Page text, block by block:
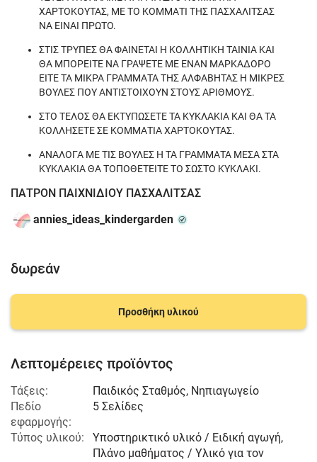
ΧΑΡΤΟΚΟΥΤΑΣ, ΜΕ ΤΟ ΚΟΜΜΑΤΙ ΤΗΣ ΠΑΣΧΑΛΙΤΣΑΣ
ΝΑ ΕΙΝΑΙ ΠΡΩΤΟ.
ΣΤΙΣ ΤΡΥΠΕΣ ΘΑ ΦΑΙΝΕΤΑΙ Η ΚΟΛΛΗΤΙΚΗ ΤΑΙΝΙΑ ΚΑΙ
ΘΑ ΜΠΟΡΕΙΤΕ ΝΑ ΓΡΑΨΕΤΕ ΜΕ ΕΝΑΝ ΜΑΡΚΑΔΟΡΟ
ΕΙΤΕ ΤΑ ΜΙΚΡΑ ΓΡΑΜΜΑΤΑ ΤΗΣ ΑΛΦΑΒΗΤΑΣ Η ΜΙΚΡΕΣ
ΒΟΥΛΕΣ ΠΟΥ ΑΝΤΙΣΤΟΙΧΟΥΝ ΣΤΟΥΣ ΑΡΙΘΜΟΥΣ.
ΣΤΟ ΤΕΛΟΣ ΘΑ ΕΚΤΥΠΩΣΕΤΕ ΤΑ ΚΥΚΛΑΚΙΑ ΚΑΙ ΘΑ ΤΑ
ΚΟΛΛΗΣΕΤΕ ΣΕ ΚΟΜΜΑΤΙΑ ΧΑΡΤΟΚΟΥΤΑΣ.
ΑΝΑΛΟΓΑ ΜΕ ΤΙΣ ΒΟΥΛΕΣ Η ΤΑ ΓΡΑΜΜΑΤΑ ΜΕΣΑ ΣΤΑ
ΚΥΚΛΑΚΙΑ ΘΑ ΤΟΠΟΘΕΤΕΙΤΕ ΤΟ ΣΩΣΤΟ ΚΥΚΛΑΚΙ.
ΠΑΤΡΟΝ ΠΑΙΧΝΙΔΙΟΥ ΠΑΣΧΑΛΙΤΣΑΣ
annies_ideas_kindergarden
δωρεάν
Προσθήκη υλικού
Λεπτομέρειες προϊόντος
Τάξεις: Παιδικός Σταθμός, Νηπιαγωγείο
Πεδίο
εφαρμογής:
5 Σελίδες
Τύπος υλικού:
Υποστηρικτικό υλικό / Ειδική αγωγή,
Πλάνο μαθήματος / Υλικό για τον